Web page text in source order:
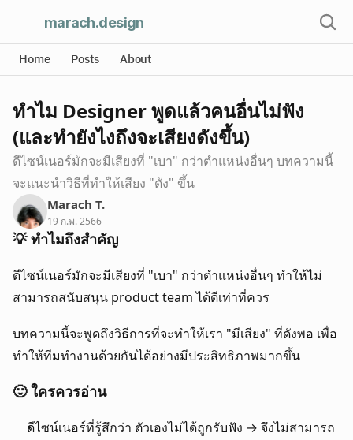
marach.design
Home Posts About
ทำไม Designer พูดแล้วคนอื่นไม่ฟัง
(และทำยังไงถึงจะเสียงดังขึ้น)
ดีไซน์เนอร์มักจะมีเสียงที่ "เบา" กว่าตำแหน่งอื่นๆ บทความนี้
จะแนะนำวิธีที่ทำให้เสียง "ดัง" ขึ้น
Marach T.
19 ก.พ. 2566
💡 ทำไมถึงสำคัญ
ดีไซน์เนอร์มักจะมีเสียงที่ "เบา" กว่าตำแหน่งอื่นๆ ทำให้ไม่
สามารถสนับสนุน product team ได้ดีเท่าที่ควร
บทความนี้จะพูดถึงวิธีการที่จะทำให้เรา "มีเสียง" ที่ดังพอ เพื่อ
ทำให้ทีมทำงานด้วยกันได้อย่างมีประสิทธิภาพมากขึ้น
🙂 ใครควรอ่าน
ดีไซน์เนอร์ที่รู้สึกว่า ตัวเองไม่ได้ถูกรับฟัง → จึงไม่สามารถ